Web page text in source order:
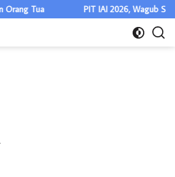
PIT IAI 2026, Wagub Sumut: